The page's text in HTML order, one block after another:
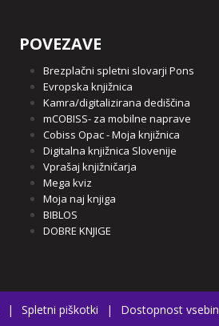
POVEZAVE
Brezplačni spletni slovarji Pons
Evropska knjižnica
Kamra/digitalizirana dediščina
mCOBISS- za mobilne naprave
Cobiss Opac - Moja knjižnica
Digitalna knjižnica Slovenije
Vprašaj knjižničarja
Mega kviz
Moja naj knjiga
BIBLOS
DOBRE KNJIGE
| Spletni piškotki | Dostopnost vsebin